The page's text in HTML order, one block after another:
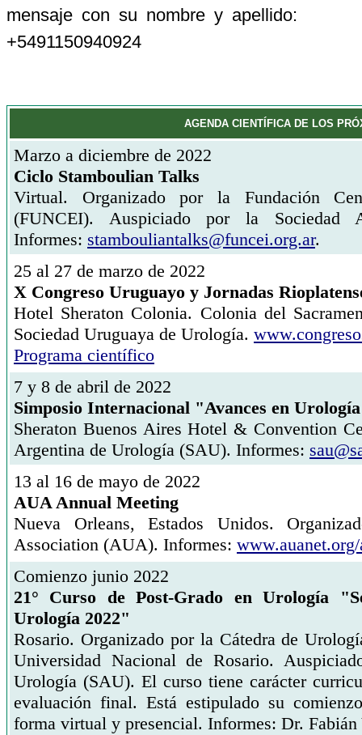
mensaje con su nombre y apellido:
+5491150940924
AGENDA CIENTÍFICA DE LOS
Marzo a diciembre de 2022
Ciclo Stamboulian Talks
Virtual. Organizado por la Fundación
(FUNCEI). Auspiciado por la Sociedad
Informes: stambouliantalks@funcei.org.ar.
25 al 27 de marzo de 2022
X Congreso Uruguayo y Jornadas
Hotel Sheraton Colonia. Colonia del
Sociedad Uruguaya de Urología.
Programa científico
7 y 8 de abril de 2022
Simposio Internacional "Avances en
Sheraton Buenos Aires Hotel & Convention
Argentina de Urología (SAU). Informes:
13 al 16 de mayo de 2022
AUA Annual Meeting
Nueva Orleans, Estados Unidos.
Association (AUA). Informes:
Comienzo junio 2022
21° Curso de Post-Grado en Urología
Urología 2022"
Rosario. Organizado por la Cátedra de
Universidad Nacional de Rosario.
Urología (SAU). El curso tiene carácter
evaluación final. Está estipulado su
forma virtual y presencial. Informes: Dr.